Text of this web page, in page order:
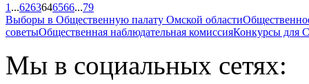
1 ...6263646566...79
Выборы в Общественную палату Омской области
советыОбщественная наблюдательная комиссияКонкурсы
Мы в социальных сетях: